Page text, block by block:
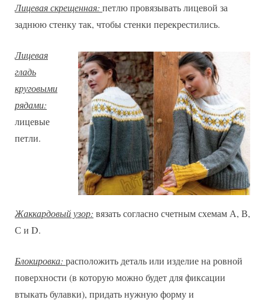
Лицевая скрещенная: петлю провязывать лицевой за
заднюю стенку так, чтобы стенки перекрестились.
Лицевая
гладь
круговыми
рядами:
лицевые
петли.
Жаккардовый узор: вязать согласно счетным схемам А, В,
С и D.
Блокировка: расположить деталь или изделие на ровной
поверхности (в которую можно будет для фиксации
втыкать булавки), придать нужную форму и